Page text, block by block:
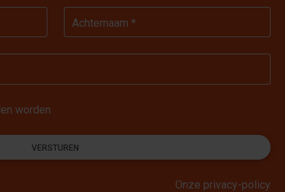
Achternaam *
worden
VERSTUREN
Onze privacy-policy